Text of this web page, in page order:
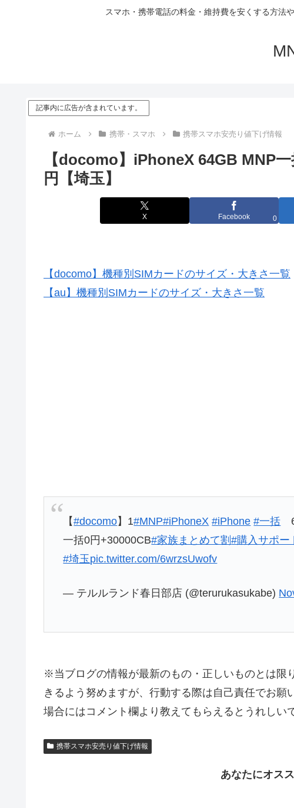
スマホ・携帯電話の料金・維持費を安くする方法
記事内に広告が含まれています。
ホーム 携帯・スマホ 携帯スマホ安売り値下げ情報
【docomo】iPhoneX 64GB MNP
円【埼玉】
X Facebook 0
【docomo】機種別SIMカードのサイズ・大きさ一覧
【au】機種別SIMカードのサイズ・大きさ一覧
【#docomo】1#MNP#iPhoneX #iPhone #一括
一括0円+30000CB#家族まとめて割#購入サポー
#埼玉pic.twitter.com/6wrzsUwofv
— テルルランド春日部店 (@terurukasukabe)
※当ブログの情報が最新のもの・正しいものとは限
きるよう努めますが、行動する際は自己責任でお
場合にはコメント欄より教えてもらえるとうれしい
携帯スマホ安売り値下げ情報
あなたにオス